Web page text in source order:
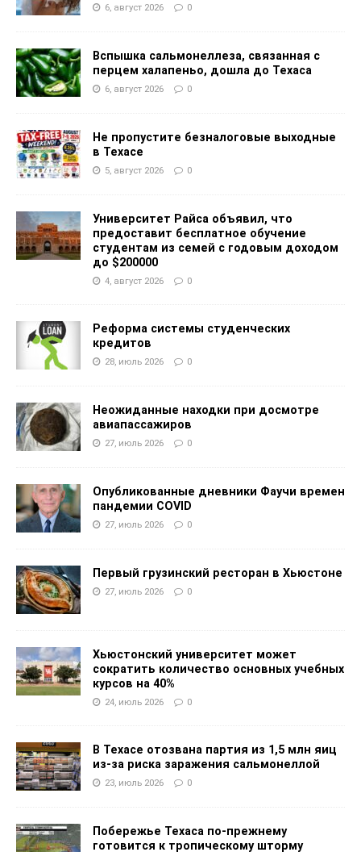
6, август 2026 0
Вспышка сальмонеллеза, связанная с
перцем халапеньо, дошла до Техаса
6, август 2026 0
Не пропустите безналоговые выходные
в Техасе
5, август 2026 0
Университет Райса объявил, что
предоставит бесплатное обучение
студентам из семей с годовым доходом
до $200000
4, август 2026 0
Реформа системы студенческих
кредитов
28, июль 2026 0
Неожиданные находки при досмотре
авиапассажиров
27, июль 2026 0
Опубликованные дневники Фаучи времен
пандемии COVID
27, июль 2026 0
Первый грузинский ресторан в Хьюстоне
27, июль 2026 0
Хьюстонский университет может
сократить количество основных учебных
курсов на 40%
24, июль 2026 0
В Техасе отозвана партия из 1,5 млн яиц
из-за риска заражения сальмонеллой
23, июль 2026 0
Побережье Техаса по-прежнему
готовится к тропическому шторму